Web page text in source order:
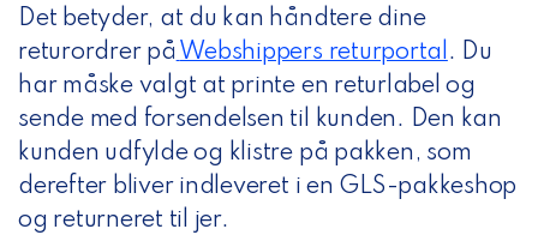
Det betyder, at du kan håndtere dine
returordrer på Webshippers returportal. Du
har måske valgt at printe en returlabel og
sende med forsendelsen til kunden. Den kan
kunden udfylde og klistre på pakken, som
derefter bliver indleveret i en GLS-pakkeshop
og returneret til jer.